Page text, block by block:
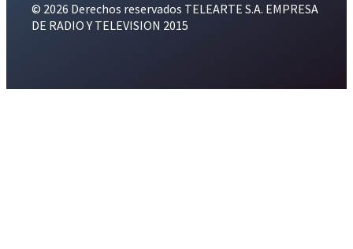
© 2026 Derechos reservados TELEARTE S.A. EMPRESA
DE RADIO Y TELEVISION 2015